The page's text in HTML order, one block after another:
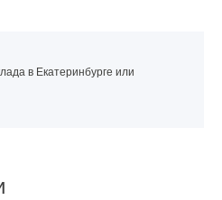
в Екатеринбурге или